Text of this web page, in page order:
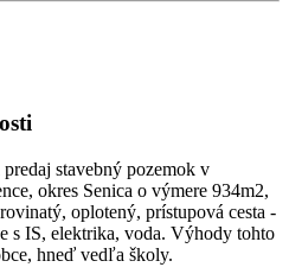
stavebný pozemok v
okres Senica o výmere 934m2,
oplotený, prístupová cesta -
s IS, elektrika, voda. Výhody tohto
hneď vedľa školy.